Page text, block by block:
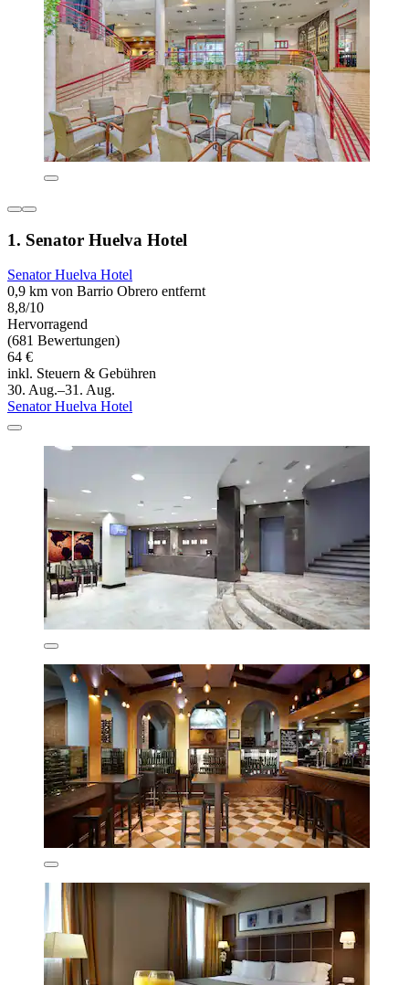
1. Senator Huelva Hotel
Senator Huelva Hotel
0,9 km von Barrio Obrero entfernt
8,8/10
Hervorragend
(681 Bewertungen)
64 €
inkl. Steuern & Gebühren
30. Aug.–31. Aug.
Senator Huelva Hotel